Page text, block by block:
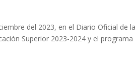
del 2023, en el Diario Oficial de la
Superior 2023-2024 y el programa